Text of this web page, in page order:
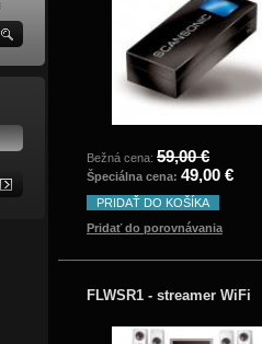
Bežná cena: 59,00 €
Špeciálna cena: 49,00 €
PRIDAŤ DO KOŠÍKA
Pridať do porovnávania
FLWSR1 - streamer WiFi